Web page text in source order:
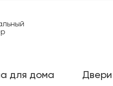
для дома Двери